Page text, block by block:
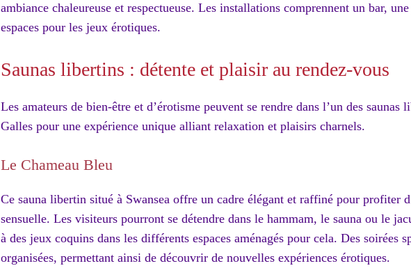
ambiance chaleureuse et respectueuse. Les installations comprennent un bar,
espaces pour les jeux érotiques.
Saunas libertins : détente et plaisir au rendez-vous
Les amateurs de bien-être et d’érotisme peuvent se rendre dans l’un des saunas
Galles pour une expérience unique alliant relaxation et plaisirs charnels.
Le Chameau Bleu
Ce sauna libertin situé à Swansea offre un cadre élégant et raffiné pour profiter
sensuelle. Les visiteurs pourront se détendre dans le hammam, le sauna ou le
à des jeux coquins dans les différents espaces aménagés pour cela. Des soirées
organisées, permettant ainsi de découvrir de nouvelles expériences érotiques.